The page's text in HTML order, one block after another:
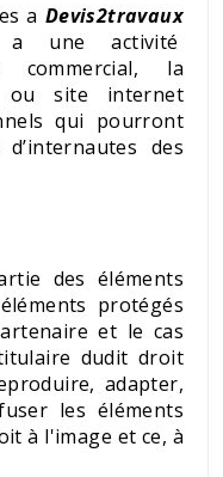
a Devis2travaux
a une activité
commercial, la
ou site internet
qui pourront
des
des éléments
protégés
et le cas
dudit droit
adapter,
les éléments
à l'image et ce, à